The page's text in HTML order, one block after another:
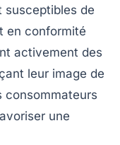
susceptibles de
en conformité
activement des
leur image de
consommateurs
une